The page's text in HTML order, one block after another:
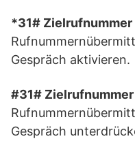
*31# Zielrufnummer
Gespräch aktivieren.
#31# Zielrufnummer
Gespräch